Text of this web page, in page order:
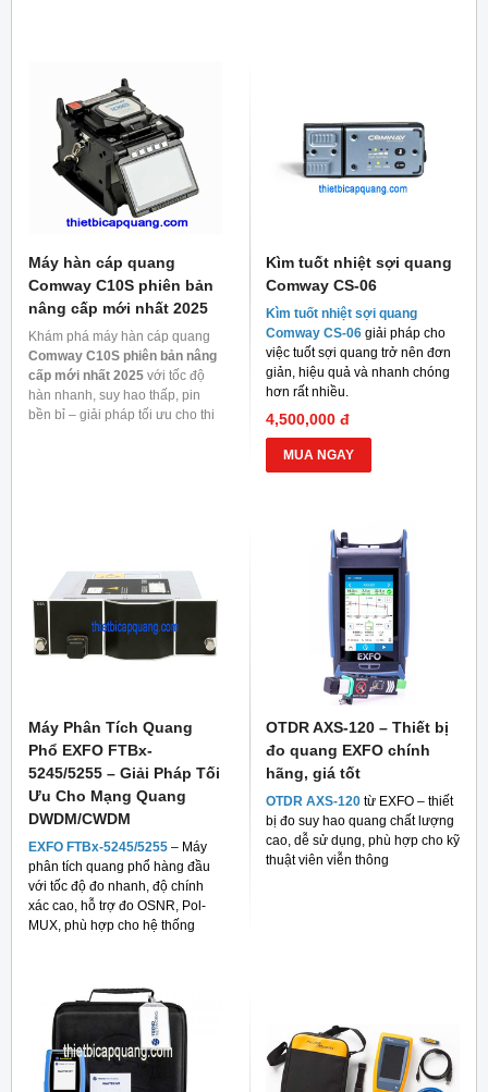
Máy hàn cáp quang
Comway C10S phiên bản
nâng cấp mới nhất 2025
Khám phá máy hàn cáp quang
Comway C10S phiên bản nâng
cấp mới nhất 2025 với tốc độ
hàn nhanh, suy hao thấp, pin
bền bỉ – giải pháp tối ưu cho thi
Kìm tuốt nhiệt sợi quang
Comway CS-06
Kìm tuốt nhiệt sợi quang
Comway CS-06 giải pháp cho
việc tuốt sợi quang trở nên đơn
giản, hiệu quả và nhanh chóng
hơn rất nhiều.
4,500,000 đ
MUA NGAY
Máy Phân Tích Quang
Phổ EXFO FTBx-
5245/5255 – Giải Pháp Tối
Ưu Cho Mạng Quang
DWDM/CWDM
EXFO FTBx-5245/5255 – Máy
phân tích quang phổ hàng đầu
với tốc độ đo nhanh, độ chính
xác cao, hỗ trợ đo OSNR, Pol-
MUX, phù hợp cho hệ thống
OTDR AXS-120 – Thiết bị
đo quang EXFO chính
hãng, giá tốt
OTDR AXS-120 từ EXFO – thiết
bị đo suy hao quang chất lượng
cao, dễ sử dụng, phù hợp cho kỹ
thuật viên viễn thông